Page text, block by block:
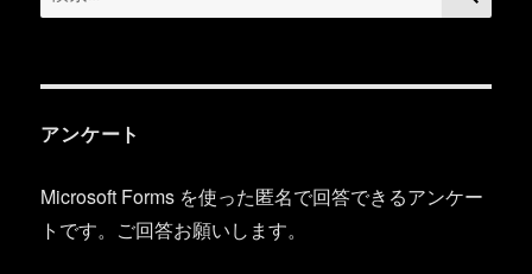
索:
アンケート
Microsoft Forms を使った匿名で回答できるアンケー
トです。ご回答お願いします。